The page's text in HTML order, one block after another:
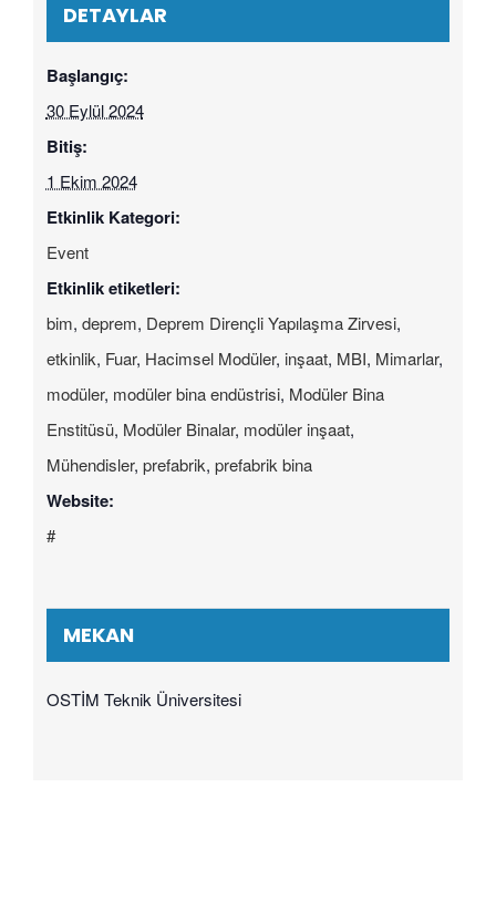
DETAYLAR
Başlangıç:
30 Eylül 2024
Bitiş:
1 Ekim 2024
Etkinlik Kategori:
Event
Etkinlik etiketleri:
bim, deprem, Deprem Dirençli Yapılaşma Zirvesi,
etkinlik, Fuar, Hacimsel Modüler, inşaat, MBI, Mimarlar,
modüler, modüler bina endüstrisi, Modüler Bina
Enstitüsü, Modüler Binalar, modüler inşaat,
Mühendisler, prefabrik, prefabrik bina
Website:
#
MEKAN
OSTİM Teknik Üniversitesi